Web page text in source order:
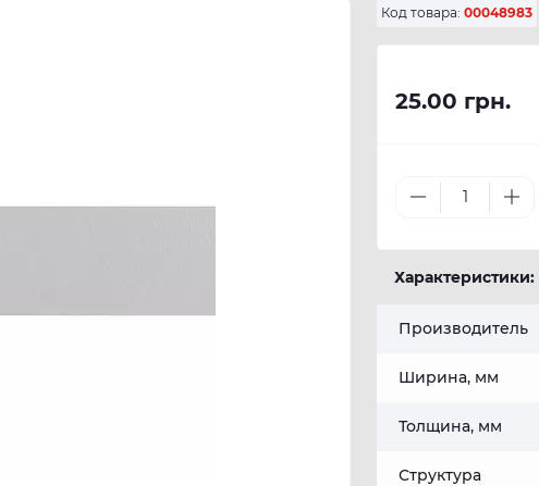
Код товара: 00048983
25.00 грн.
Характеристики:
Производитель
Ширина, мм
Толщина, мм
Структура